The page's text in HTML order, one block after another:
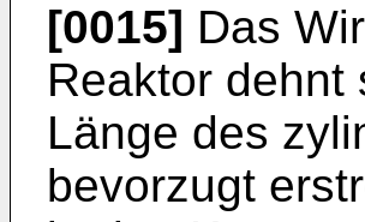
[0015] Das
Reaktor dehnt
Länge des
bevorzugt